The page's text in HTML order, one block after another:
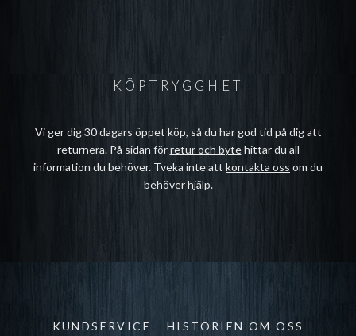
KÖPTRYGGHET
Vi ger dig 30 dagars öppet köp, så du har god tid på dig att
returnera. På sidan förretur och bytehittar du all
information du behöver. Tveka inte att kontakta oss om du
behöver hjälp.
KUNDSERVICE HISTORIEN OM OSS